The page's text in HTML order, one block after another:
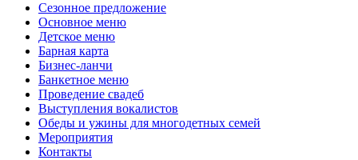
Сезонное предложение
Основное меню
Детское меню
Барная карта
Бизнес-ланчи
Банкетное меню
Проведение свадеб
Выступления вокалистов
Обеды и ужины для многодетных семей
Мероприятия
Контакты